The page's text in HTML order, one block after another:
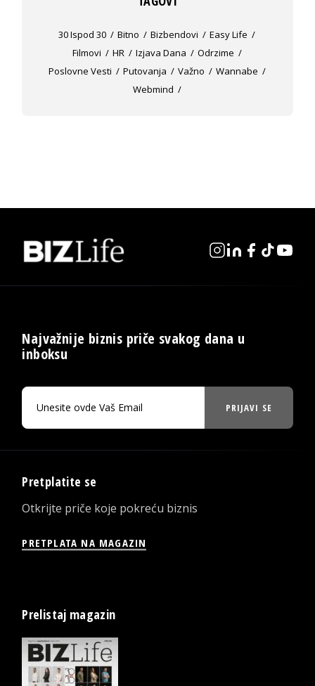
30 Ispod 30 Bitno Bizbendovi
Easy Life
Filmovi
HR Izjava Dana
Odrzime
Poslovne Vesti
Putovanja Važno
Wannabe
Webmind
Najvažnije biznis priče svakog dana u
inboksu
PRIJAVI SE
Pretplatite se
Otkrijte priče koje pokreću biznis
PRETPLATA NA MAGAZIN
Prelistaj magazin